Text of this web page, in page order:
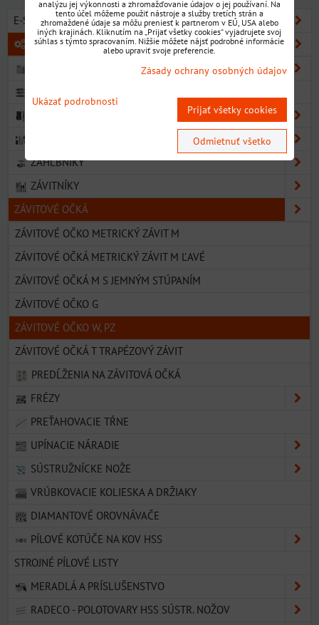
E-SHOP SORTIMENT
KOVOOBRÁBACIE NÁSTROJE
ZÁHLBNÍKY
ZÁVITNÍKY
ZÁVITOVÉ OČKÁ
ZÁVITOVÉ OČKO METRICKÝ ZÁVIT M
ZÁVITOVÉ OČKÁ METRICKÝ ZÁVIT M ĽAVÉ
ZÁVITOVÉ OČKÁ M S JEMNÝM STÚPANÍM
ZÁVITOVÉ OČKO G
ZÁVITOVÉ OČKO W, PZ
ZÁVITOVÉ OČKÁ T TRAPÉZOVÝ ZÁVIT
PREDĹŽENIA NA ZÁVITOVÁ OČKÁ
FRÉZY
PREŤAHOVACIE TŔNE
UPÍNACIE NÁRADIE
SÚSTRUŽNÍCKE NOŽE
VRÚBKOVACIE KOLIESKA A DRŽIAKY
DIAMANTOVÉ OROVNÁVAČE
PÍLOVÉ KOTÚČE NA KOV HSS
STROJNÉ PÍLOVÉ LISTY
MERADLÁ A PRÍSLUŠENSTVO
RADECO - POLOTOVARY HSS SÚSTR. NOŽOV
analýzu jej výkonnosti a zhromažďovanie údajov o jej používaní. Na
tento účel môžeme použiť nástroje a služby tretích strán a
zhromaždené údaje sa môžu preniesť k partnerom v EÚ, USA alebo
iných krajinách. Kliknutím na „Prijať všetky cookies“ vyjadrujete svoj
súhlas s týmto spracovaním. Nižšie môžete nájsť podrobné informácie
alebo upraviť svoje preferencie.
Zásady ochrany osobných údajov
Ukázať podrobnosti
Prijať všetky cookies
Odmietnuť všetko